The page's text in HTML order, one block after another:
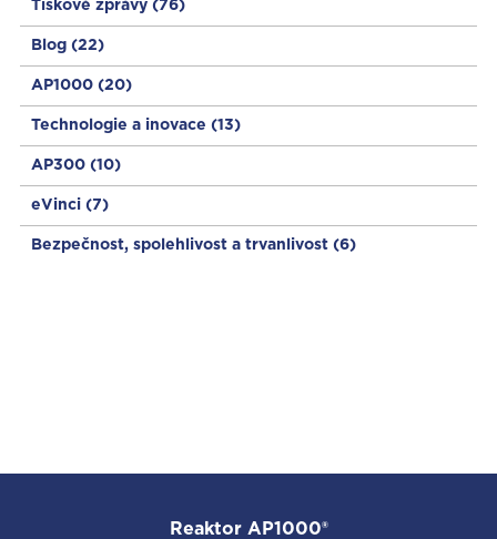
Tiskové zprávy (76)
Blog (22)
AP1000 (20)
Technologie a inovace (13)
AP300 (10)
eVinci (7)
Bezpečnost, spolehlivost a trvanlivost (6)
Reaktor AP1000®